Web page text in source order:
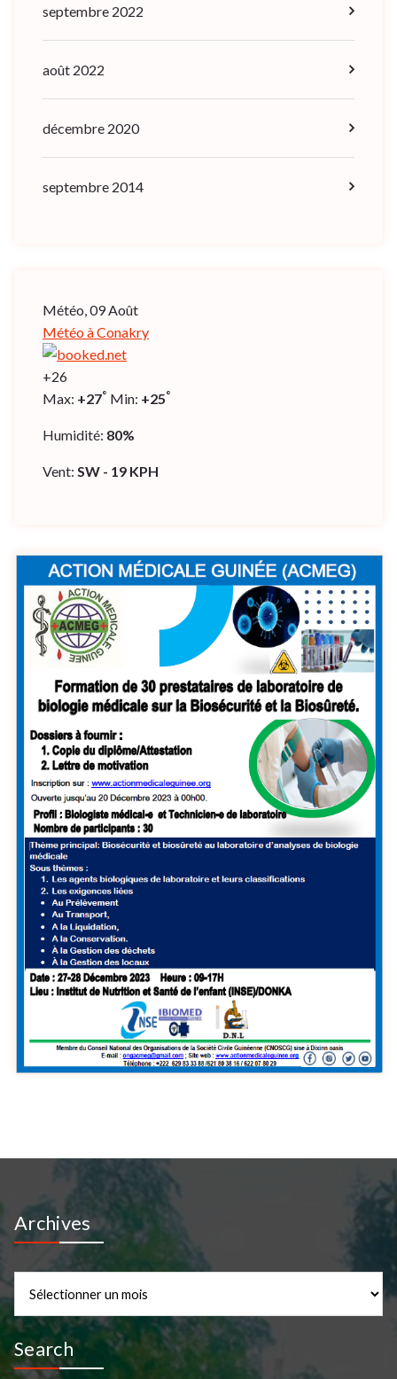
septembre 2022
août 2022
décembre 2020
septembre 2014
Météo, 09 Août
Météo à Conakry
+26
Max: +27° Min: +25°
Humidité: 80%
Vent: SW - 19 KPH
Archives
Search